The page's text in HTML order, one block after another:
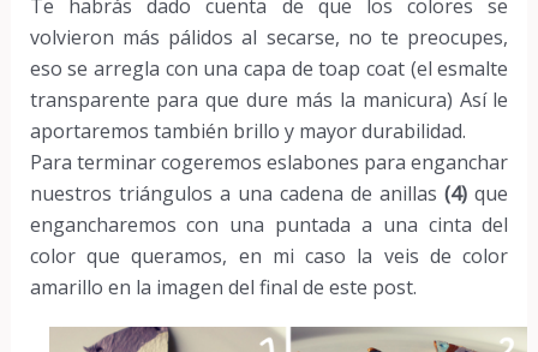
Te habrás dado cuenta de que los colores se
volvieron más pálidos al secarse, no te preocupes,
eso se arregla con una capa de toap coat (el esmalte
transparente para que dure más la manicura) Así le
aportaremos también brillo y mayor durabilidad.
Para terminar cogeremos eslabones para enganchar
nuestros triángulos a una cadena de anillas (4)que
engancharemos con una puntada a una cinta del
color que queramos, en mi caso la veis de color
amarillo en la imagen del final de este post.